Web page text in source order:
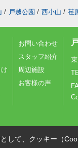
/ 戸越公園 / 西小山 / 荏
お問い合わせ
スタッフ紹介
周辺施設
お客様の声
して、クッキー（